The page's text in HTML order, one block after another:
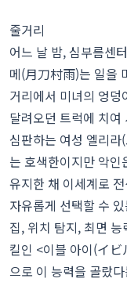
줄거리
어느 날 밤, 심부름센
메(月刀村雨)는 일을
거리에서 미녀의 엉
달려오던 트럭에 치
심판하는 여성 엘리
는 호색한이지만 악인
유지한 채 이세계로
자유롭게 선택할 수
집, 위치 탐지, 최면
킬인 <이블 아이(イ
으로 이 능력을 골랐